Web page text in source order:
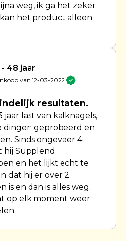
weg, ik ga het zeker
het product alleen
48 jaar
van 12-03-2022
resultaten.
jaar last van kalknagels,
dingen geprobeerd en
Sinds ongeveer 4
hij Supplend
en het lijkt echt te
dat hij er over 2
is en dan is alles weg.
op elk moment weer